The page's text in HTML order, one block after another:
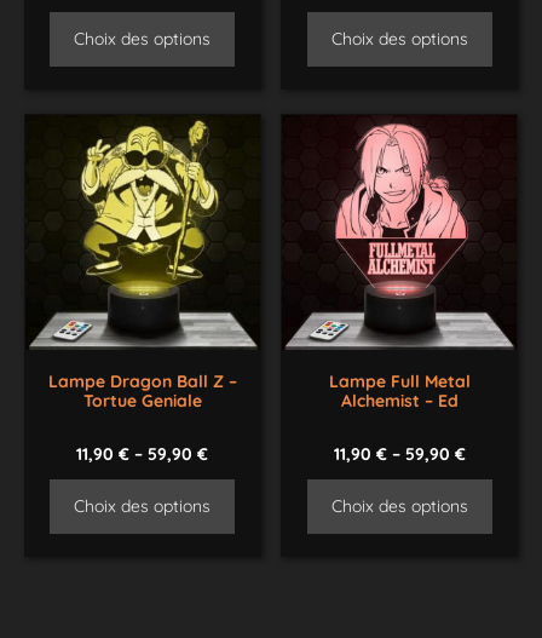
Choix des options Choix des options
Lampe Dragon Ball Z –
Tortue Geniale
11,90€ –59,90€
Choix des options
Lampe Full Metal
Alchemist – Ed
11,90 €– 59,90 €
Choix des options